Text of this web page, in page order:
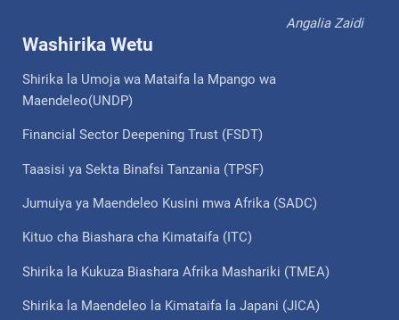
Angalia Zaidi
Washirika Wetu
Shirika la Umoja wa Mataifa la Mpango wa
Maendeleo(UNDP)
Financial Sector Deepening Trust (FSDT)
Taasisi ya Sekta Binafsi Tanzania (TPSF)
Jumuiya ya Maendeleo Kusini mwa Afrika (SADC)
Kituo cha Biashara cha Kimataifa (ITC)
Shirika la Kukuza Biashara Afrika Mashariki (TMEA)
Shirika la Maendeleo la Kimataifa la Japani (JICA)